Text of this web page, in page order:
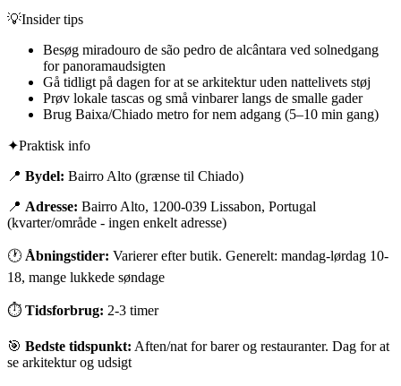
💡Insider tips
Besøg miradouro de são pedro de alcântara ved solnedgang
for panoramaudsigten
Gå tidligt på dagen for at se arkitektur uden nattelivets støj
Prøv lokale tascas og små vinbarer langs de smalle gader
Brug Baixa/Chiado metro for nem adgang (5–10 min gang)
✦Praktisk info
📍 Bydel: Bairro Alto (grænse til Chiado)
📍 Adresse: Bairro Alto, 1200-039 Lissabon, Portugal
(kvarter/område - ingen enkelt adresse)
🕐 Åbningstider: Varierer efter butik. Generelt: mandag-lørdag 10-
18, mange lukkede søndage
⏱ Tidsforbrug: 2-3 timer
🎯 Bedste tidspunkt: Aften/nat for barer og restauranter. Dag for at
se arkitektur og udsigt